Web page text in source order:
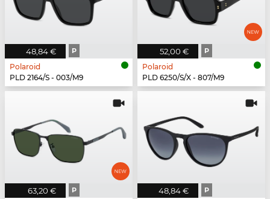
48,84 € P
Polaroid
PLD 2164/S - 003/M9
52,00 € P
Polaroid
PLD 6250/S/X - 807/M9
63,20 € P 48,84 € P